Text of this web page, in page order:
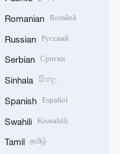
Romanian Română
Russian Русский
Serbian Српски
Sinhala සිංහල
Spanish Español
Swahili Kiswahili
Tamil தமிழ்